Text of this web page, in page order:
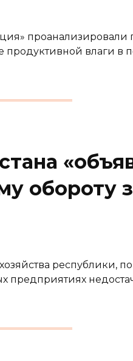
проанализировали
влаги в
обороту
республики,
предприятиях